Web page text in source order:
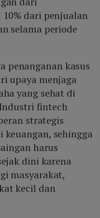
dari penjualan
selama periode
penanganan kasus
upaya menjaga
yang sehat di
fintech
strategis
sehingga
harus
dini karena
masyarakat,
kecil dan